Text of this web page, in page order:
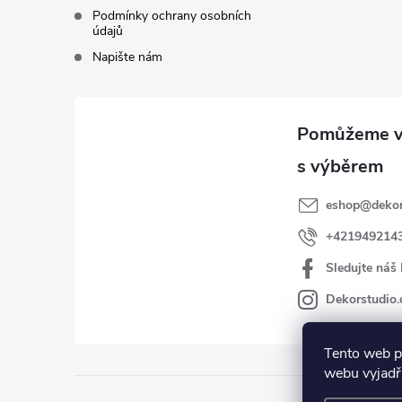
Tento web
webu
Podmínky ochrany osobních
údajů
Napište nám
eshop@
Sledujte náš